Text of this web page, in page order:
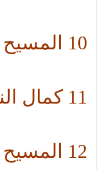
10 المسيح مخلص العالم
11 كمال النبوّات
12 المسيح وديع ومتواضع